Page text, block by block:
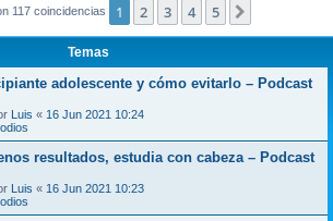
117 coincidencias 1 2 3 4 5
Temas
adolescente y cómo evitarlo – Podcast
Luis « 16 Jun 2021 10:24
resultados, estudia con cabeza – Podcast
Luis « 16 Jun 2021 10:23